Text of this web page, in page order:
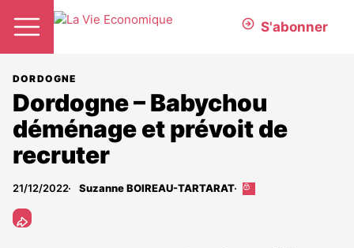
S'abonner
DORDOGNE
Dordogne – Babychou
déménage et prévoit de
recruter
21/12/2022 Suzanne BOIREAU-TARTARAT
Cet